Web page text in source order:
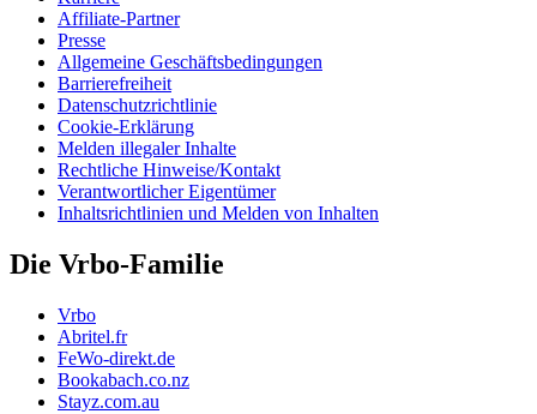
Affiliate-Partner
Presse
Allgemeine Geschäftsbedingungen
Barrierefreiheit
Datenschutzrichtlinie
Cookie-Erklärung
Melden illegaler Inhalte
Rechtliche Hinweise/Kontakt
Verantwortlicher Eigentümer
Inhaltsrichtlinien und Melden von Inhalten
Die Vrbo-Familie
Vrbo
Abritel.fr
FeWo-direkt.de
Bookabach.co.nz
Stayz.com.au